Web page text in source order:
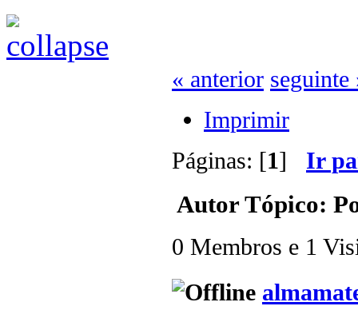
« anterior seguinte
Imprimir
Páginas: [1] Ir
AutorTópico:
0 Membros e 1